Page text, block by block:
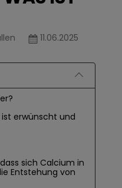
11.06.2025
erwünscht und
sich Calcium in
Entstehung von